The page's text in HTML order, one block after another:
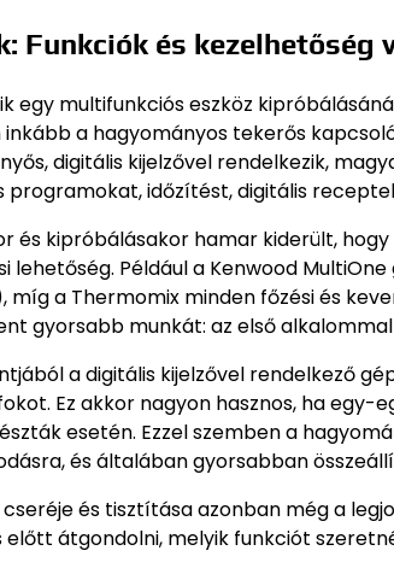
Funkciók és kezelhetőség
egy multifunkciós eszköz
a hagyományos tekerős
digitális kijelzővel rendelkezik,
időzítést, digitális
és kipróbálásakor hamar kiderült,
lehetőség. Például a Kenwood
a Thermomix minden főzési és
gyorsabb munkát: az első
a digitális kijelzővel rendelkező
Ez akkor nagyon hasznos, ha
esetén. Ezzel szemben a
és általában gyorsabban
és tisztítása azonban még a
átgondolni, melyik funkciót